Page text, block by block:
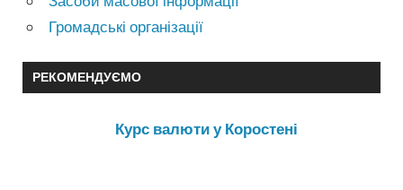
Громадські організації
РЕКОМЕНДУЄМО
Курс валюти у Коростені